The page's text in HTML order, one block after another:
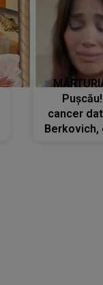
cancer
Berkovich,